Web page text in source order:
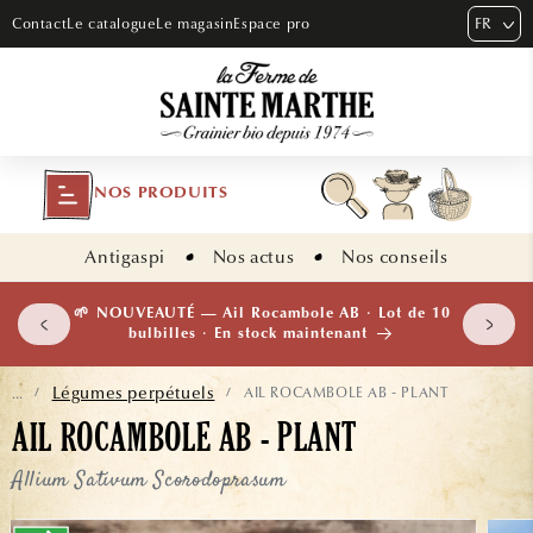
ET PASSER
ContactLe catalogueLe magasinEspace pro FR
NOS PRODUITS
Antigaspi Nos actus Nos conseils
🌱 NOUVEAUTÉ — Ail Rocambole AB · Lot de 10
bulbilles · En stock maintenant
... / Légumes perpétuels / AIL ROCAMBOLE AB - PLANT
AIL ROCAMBOLE AB - PLANT
Allium Sativum Scorodoprasum
AUX